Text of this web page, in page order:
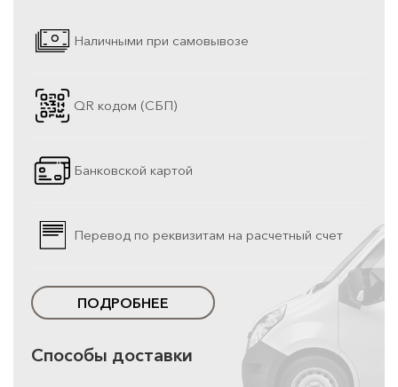
Наличными при самовывозе
QR кодом (СБП)
Банковской картой
Перевод по реквизитам на расчетный счет
ПОДРОБНЕЕ
Способы доставки